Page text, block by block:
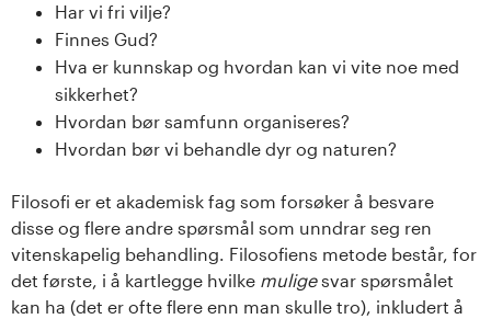
Har vi fri vilje?
Finnes Gud?
Hva er kunnskap og hvordan kan vi vite noe med
sikkerhet?
Hvordan bør samfunn organiseres?
Hvordan bør vi behandle dyr og naturen?
Filosofi er et akademisk fag som forsøker å besvare
disse og flere andre spørsmål som unndrar seg ren
vitenskapelig behandling. Filosofiens metode består, for
det første, i å kartlegge hvilke muligesvar spørsmålet
kan ha (det er ofte flere enn man skulle tro), inkludert å